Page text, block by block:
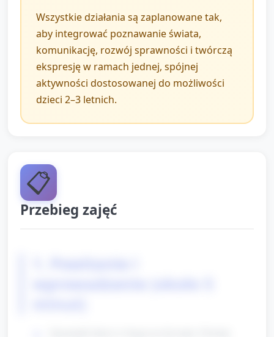
Wszystkie działania są zaplanowane tak,
aby integrować poznawanie świata,
komunikację, rozwój sprawności i twórczą
ekspresję w ramach jednej, spójnej
aktywności dostosowanej do możliwości
dzieci 2–3 letnich.
📋
Przebieg zajęć